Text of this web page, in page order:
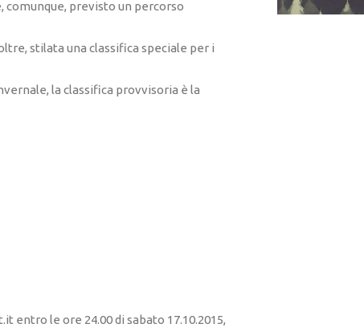
previsto un percorso
stilata una classifica speciale per i
la classifica provvisoria è la
entro le ore 24.00 di sabato 17.10.2015,